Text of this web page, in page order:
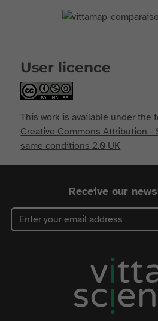
User licence
This work is available under the
Creative Commons Attribution -
same conditions 2.0 UK
Receive our